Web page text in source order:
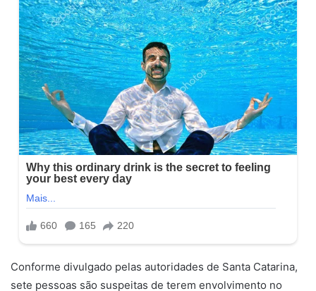
Conforme divulgado pelas autoridades de Santa Catarina,
sete pessoas são suspeitas de terem envolvimento no